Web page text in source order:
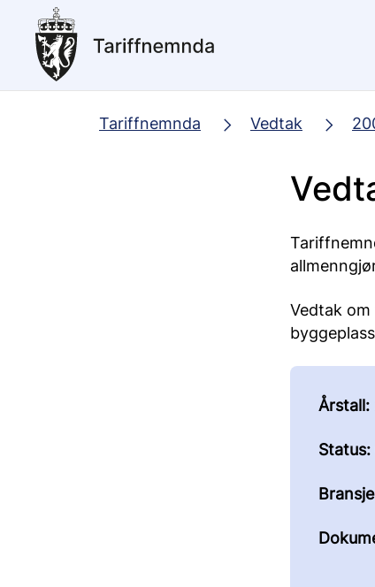
hovedinnhold
Tariffnemnda Vedtak
Vedtak
Årstall:
Status: